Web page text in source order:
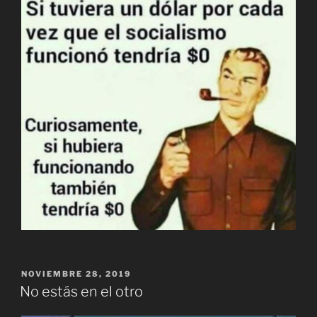
PUBLICADO
EL
NOVIEMBRE 28, 2019
No estás en el otro